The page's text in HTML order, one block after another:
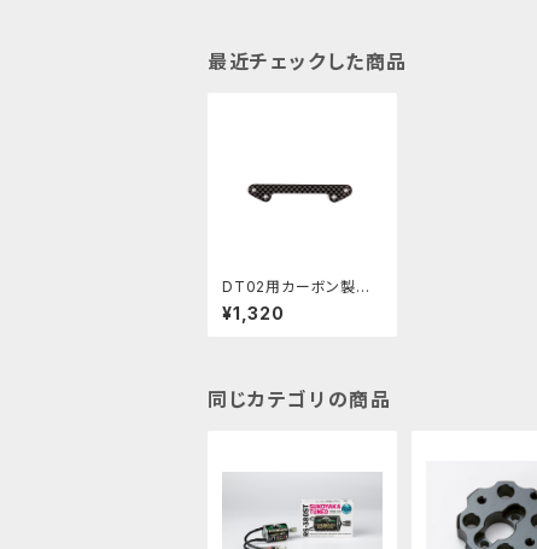
最近チェックした商品
DT02用カーボン製ショ
ックタワーバー Type
B PBRW−009
¥1,320
同じカテゴリの商品